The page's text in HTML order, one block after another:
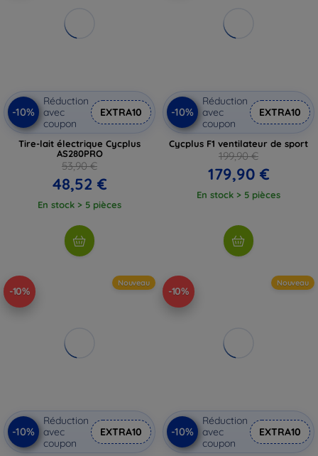
-10%
Réduction
avec
coupon
EXTRA10
Tire-lait électrique Cycplus
AS280PRO
53,90 €
48,52 €
En stock > 5 pièces
-10%
Réduction
avec
coupon
EXTRA10
Cycplus F1 ventilateur de sport
199,90 €
179,90 €
En stock > 5 pièces
-10%
Nouveau
-10%
Réduction
avec
coupon
EXTRA10
-10%
Nouveau
-10%
Réduction
avec
coupon
EXTRA10